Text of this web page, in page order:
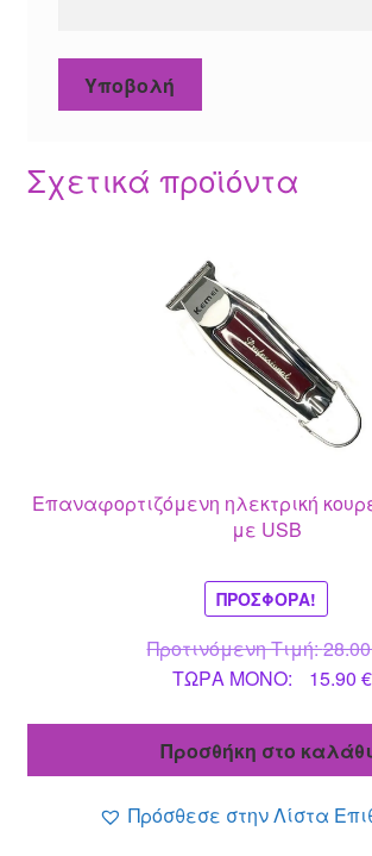
Σχετικά προϊόντα
Επαναφορτιζόμενη ηλεκτρική
με USB
ΠΡΟΣΦΟΡΆ!
Προτινόμενη Τιμή:
ΤΩΡΑ MONO: 15.90 €Η
Προσθήκη στο καλάθι
Πρόσθεσε στην Λίστα